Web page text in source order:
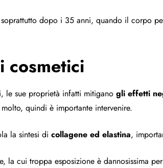
dopo i 35 anni, quando il corpo
cosmetici
le sue proprietà infatti mitiganogli effetti
quindi è importante intervenire.
la sintesi dicollagene ed elastina,
cui troppa esposizione è dannosissima